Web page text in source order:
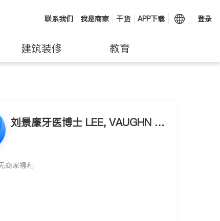
联系我们 我是商家 干货 APP下载 登录
建筑装修 教育
刘景廉牙医博士 LEE, VAUGHN A.,
商家福利